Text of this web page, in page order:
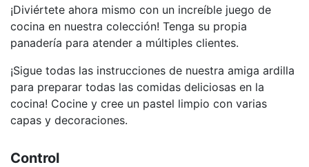
¡Diviértete ahora mismo con un increíble juego de
cocina en nuestra colección! Tenga su propia
panadería para atender a múltiples clientes.
¡Sigue todas las instrucciones de nuestra amiga ardilla
para preparar todas las comidas deliciosas en la
cocina! Cocine y cree un pastel limpio con varias
capas y decoraciones.
Control